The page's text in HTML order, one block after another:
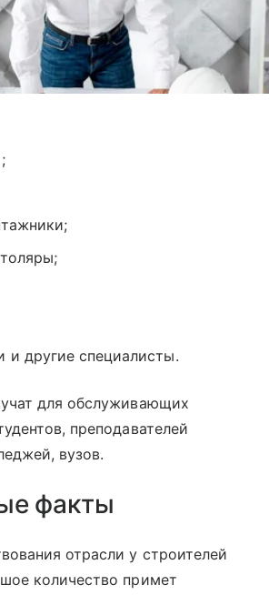
и другие специалисты.
для обслуживающих
преподавателей
вузов.
факты
отрасли у строителей
количество примет